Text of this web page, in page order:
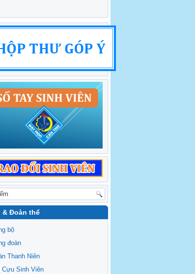
& Đoàn thể
bộ
đoàn
Thanh Niên
Cựu Sinh Viên